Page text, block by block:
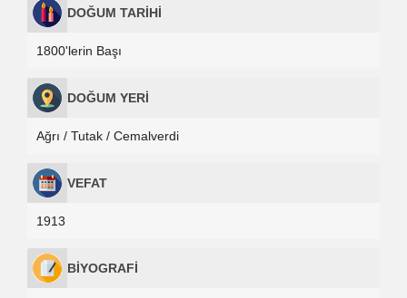
DOĞUM TARİHİ
1800'lerin Başı
DOĞUM YERİ
Ağrı / Tutak / Cemalverdi
VEFAT
1913
BİYOGRAFİ